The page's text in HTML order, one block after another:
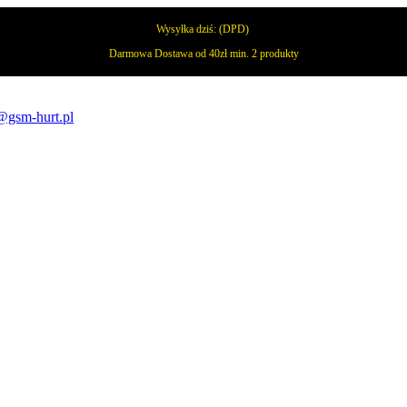
Wysyłka dziś: (DPD)
Darmowa Dostawa od 40zł min. 2 produkty
hurt.pl